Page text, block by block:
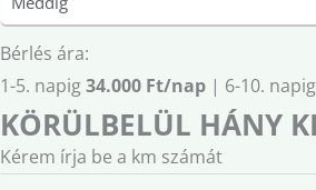
Bérlés ára:
1-5. napig34.000 Ft/nap | 6-10. napig
KÖRÜLBELÜL HÁNY
Kérem írja be a km számát